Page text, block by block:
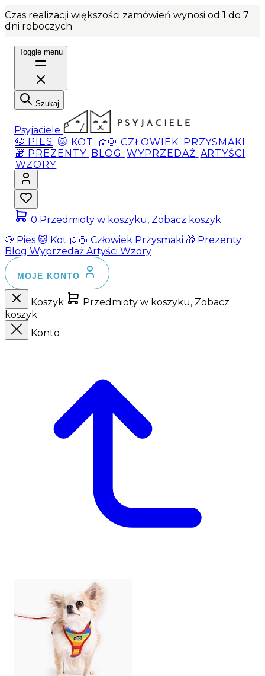
Czas realizacji większości zamówień wynosi od 1 do 7
dni roboczych
Toggle menu
Szukaj
Psyjaciele
🐶 PIES 🐱 KOT 👱🏼 CZŁOWIEK PRZYSMAKI
🎁 PREZENTY BLOG WYPRZEDAŻ ARTYŚCI
WZORY
0 Przedmioty w koszyku, Zobacz koszyk
🐶 Pies 🐱 Kot 👱🏼 Człowiek Przysmaki 🎁 Prezenty
Blog Wyprzedaż Artyści Wzory
MOJE KONTO
Koszyk
Przedmioty w koszyku, Zobacz
koszyk
Konto